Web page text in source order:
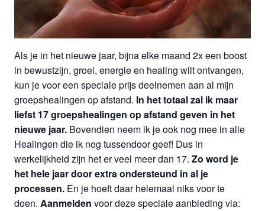
Als je in het nieuwe jaar, bijna elke maand 2x een boost
in bewustzijn, groei, energie en healing wilt ontvangen,
kun je voor een speciale prijs deelnemen aan al mijn
groepshealingen op afstand. In het totaal zal ik maar
liefst 17 groepshealingen op afstand geven in het
nieuwe jaar. Bovendien neem ik je ook nog mee in alle
Healingen die ik nog tussendoor geef! Dus in
werkelijkheid zijn het er veel meer dan 17.Zo word je
het hele jaar door extra ondersteund in al je
processen. En je hoeft daar helemaal niks voor te
doen.Aanmelden voor deze speciale aanbieding via: